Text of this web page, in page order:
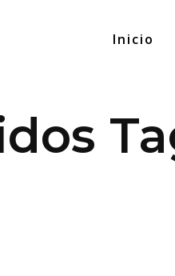
Inicio